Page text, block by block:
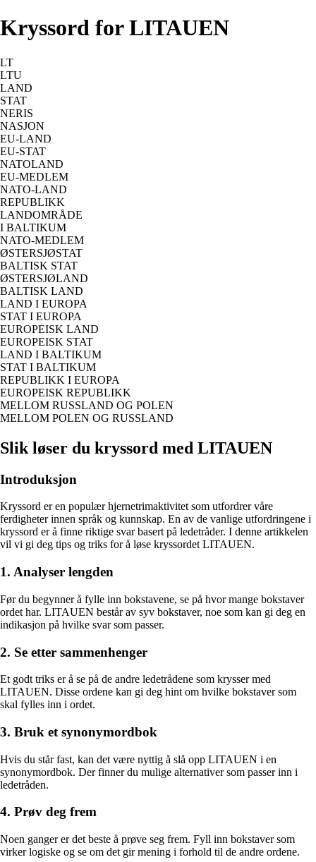
Kryssord for LITAUEN
LT
LTU
LAND
STAT
NERIS
NASJON
EU-LAND
EU-STAT
NATOLAND
EU-MEDLEM
NATO-LAND
REPUBLIKK
LANDOMRÅDE
I BALTIKUM
NATO-MEDLEM
ØSTERSJØSTAT
BALTISK STAT
ØSTERSJØLAND
BALTISK LAND
LAND I EUROPA
STAT I EUROPA
EUROPEISK LAND
EUROPEISK STAT
LAND I BALTIKUM
STAT I BALTIKUM
REPUBLIKK I EUROPA
EUROPEISK REPUBLIKK
MELLOM RUSSLAND OG POLEN
MELLOM POLEN OG RUSSLAND
Slik løser du kryssord med LITAUEN
Introduksjon
Kryssord er en populær hjernetrimaktivitet som utfordrer våre
ferdigheter innen språk og kunnskap. En av de vanlige utfordringene i
kryssord er å finne riktige svar basert på ledetråder. I denne artikkelen
vil vi gi deg tips og triks for å løse kryssordet LITAUEN.
1. Analyser lengden
Før du begynner å fylle inn bokstavene, se på hvor mange bokstaver
ordet har. LITAUEN består av syv bokstaver, noe som kan gi deg en
indikasjon på hvilke svar som passer.
2. Se etter sammenhenger
Et godt triks er å se på de andre ledetrådene som krysser med
LITAUEN. Disse ordene kan gi deg hint om hvilke bokstaver som
skal fylles inn i ordet.
3. Bruk et synonymordbok
Hvis du står fast, kan det være nyttig å slå opp LITAUEN i en
synonymordbok. Der finner du mulige alternativer som passer inn i
ledetråden.
4. Prøv deg frem
Noen ganger er det beste å prøve seg frem. Fyll inn bokstaver som
virker logiske og se om det gir mening i forhold til de andre ordene.